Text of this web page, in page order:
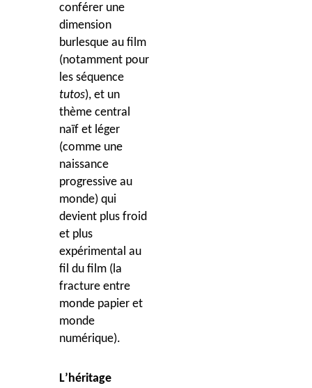
conférer une
dimension
burlesque au film
(notamment pour
les séquence
tutos), et un
thème central
naïf et léger
(comme une
naissance
progressive au
monde) qui
devient plus froid
et plus
expérimental au
fil du film (la
fracture entre
monde papier et
monde
numérique).
L’héritage